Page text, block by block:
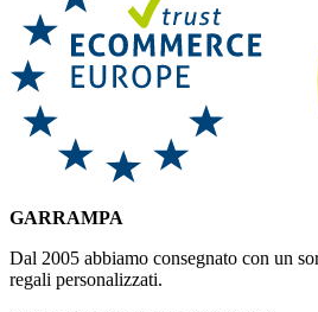
GARRAMPA
Dal 2005 abbiamo consegnato con un
regali personalizzati.